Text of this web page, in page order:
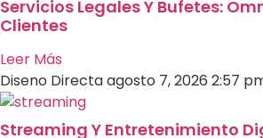
Servicios Legales Y Bufetes:
Clientes
Leer Más
Diseno Directaagosto 7, 2026 2:57
Streaming Y Entretenimiento